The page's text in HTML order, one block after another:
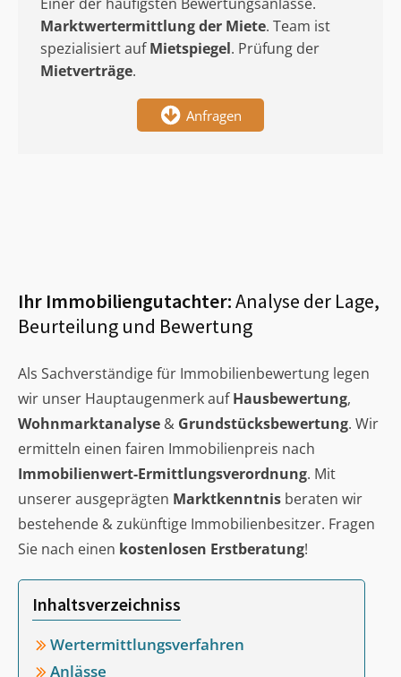
Marktwertermittlungder Miete. Team ist
spezialisiert aufMietspiegel. Prüfung der
Mietverträge.
Anfragen
Ihr Immobiliengutachter:Analyse der Lage,
Beurteilung und Bewertung
Als Sachverständige für Immobilienbewertung legen
wir unser Hauptaugenmerk aufHausbewertung,
Wohnmarktanalyse & Grundstücksbewertung. Wir
ermitteln einen fairen Immobilienpreis nach
Immobilienwert-Ermittlungsverordnung. Mit
unserer ausgeprägten Marktkenntnis beraten wir
bestehende & zukünftige Immobilienbesitzer. Fragen
Sie nach einen kostenlosen Erstberatung!
Inhaltsverzeichniss
Wertermittlungsverfahren
Anlässe